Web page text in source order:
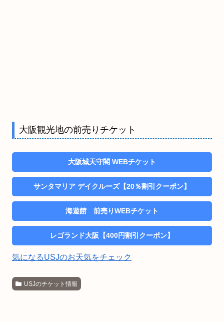
大阪観光地の前売りチケット
大阪城天守閣 WEBチケット
サンタマリア デイクルーズ【20％割引クーポン】
海遊館 前売りWEBチケット
レゴランド大阪【400円割引クーポン】
気になるUSJのお天気をチェック
USJのチケット情報